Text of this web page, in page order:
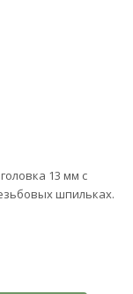
13 мм с
шпильках.